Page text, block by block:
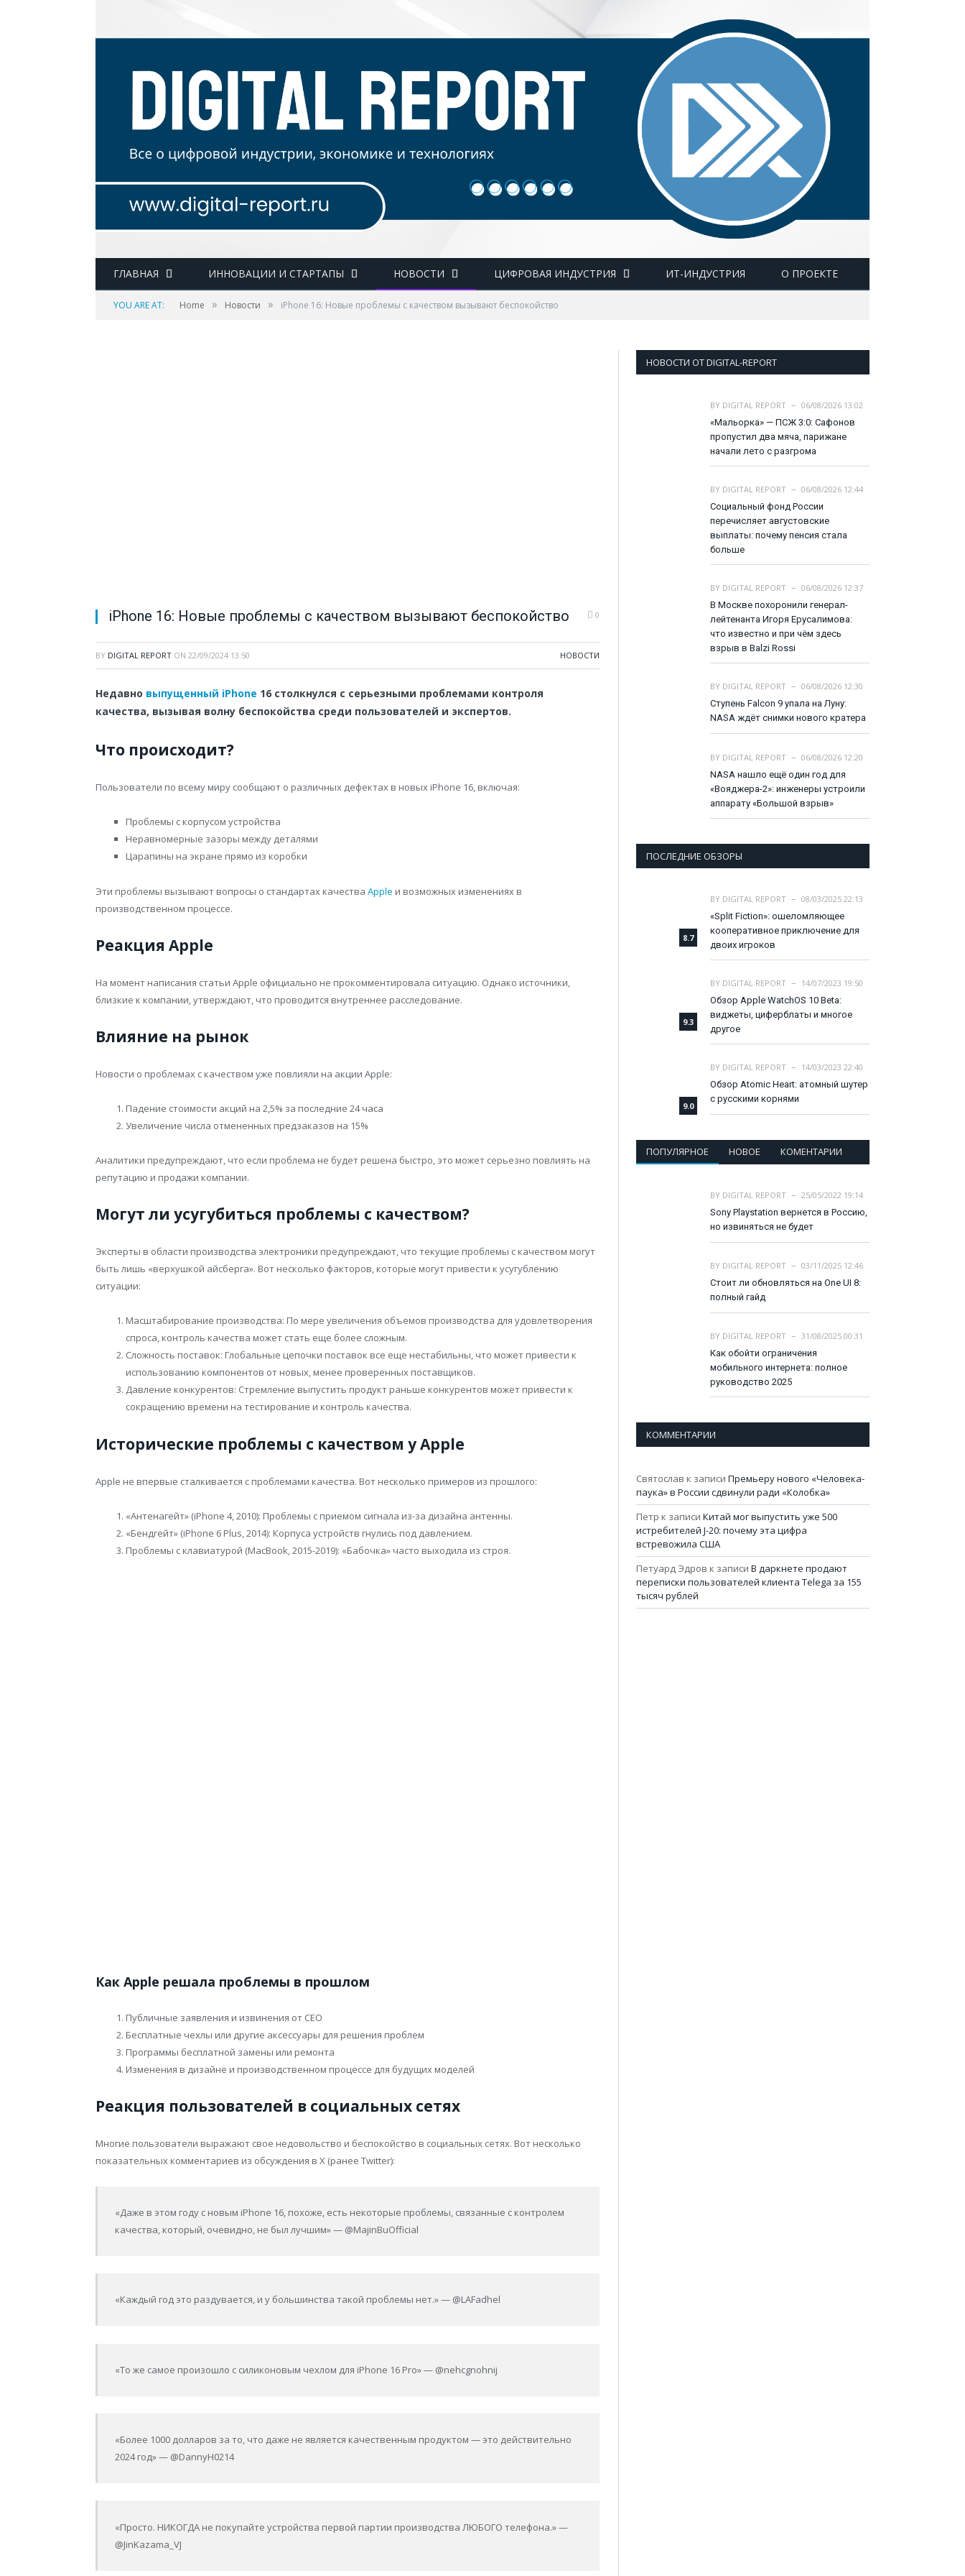
ГЛАВНАЯ ИННОВАЦИИ И СТАРТАПЫ НОВОСТИ ЦИФРОВАЯ ИНДУСТРИЯ ИТ-ИНДУСТРИЯ О ПРОЕКТЕ
YOU ARE AT: Home » Новости » iPhone 16: Новые проблемы с качеством вызывают беспокойство
iPhone 16: Новые проблемы с качеством вызывают беспокойство 0
BY DIGITAL REPORT ON 22/09/2024 13:50 НОВОСТИ
Недавно выпущенный iPhone 16 столкнулся с серьезными проблемами контроля
качества, вызывая волну беспокойства среди пользователей и экспертов.
Что происходит?
Пользователи по всему миру сообщают о различных дефектах в новых iPhone 16, включая:
Проблемы с корпусом устройства
Неравномерные зазоры между деталями
Царапины на экране прямо из коробки
Эти проблемы вызывают вопросы о стандартах качества Apple и возможных изменениях в
производственном процессе.
Реакция Apple
На момент написания статьи Apple официально не прокомментировала ситуацию. Однако источники,
близкие к компании, утверждают, что проводится внутреннее расследование.
Влияние на рынок
Новости о проблемах с качеством уже повлияли на акции Apple:
Падение стоимости акций на 2,5% за последние 24 часа
Увеличение числа отмененных предзаказов на 15%
Аналитики предупреждают, что если проблема не будет решена быстро, это может серьезно повлиять на
репутацию и продажи компании.
Могут ли усугубиться проблемы с качеством?
Эксперты в области производства электроники предупреждают, что текущие проблемы с качеством могут
быть лишь «верхушкой айсберга». Вот несколько факторов, которые могут привести к усугублению
ситуации:
Масштабирование производства: По мере увеличения объемов производства для удовлетворения
спроса, контроль качества может стать еще более сложным.
Сложность поставок: Глобальные цепочки поставок все еще нестабильны, что может привести к
использованию компонентов от новых, менее проверенных поставщиков.
Давление конкурентов: Стремление выпустить продукт раньше конкурентов может привести к
сокращению времени на тестирование и контроль качества.
Исторические проблемы с качеством у Apple
Apple не впервые сталкивается с проблемами качества. Вот несколько примеров из прошлого:
«Антенагейт» (iPhone 4, 2010): Проблемы с приемом сигнала из-за дизайна антенны.
«Бендгейт» (iPhone 6 Plus, 2014): Корпуса устройств гнулись под давлением.
Проблемы с клавиатурой (MacBook, 2015-2019): «Бабочка» часто выходила из строя.
Как Apple решала проблемы в прошлом
Публичные заявления и извинения от CEO
Бесплатные чехлы или другие аксессуары для решения проблем
Программы бесплатной замены или ремонта
Изменения в дизайне и производственном процессе для будущих моделей
Реакция пользователей в социальных сетях
Многие пользователи выражают свое недовольство и беспокойство в социальных сетях. Вот несколько
показательных комментариев из обсуждения в X (ранее Twitter):
«Даже в этом году с новым iPhone 16, похоже, есть некоторые проблемы, связанные с контролем
качества, который, очевидно, не был лучшим» — @MajinBuOfficial
«Каждый год это раздувается, и у большинства такой проблемы нет.» — @LAFadhel
«То же самое произошло с силиконовым чехлом для iPhone 16 Pro» — @nehcgnohnij
«Более 1000 долларов за то, что даже не является качественным продуктом — это действительно
2024 год» — @DannyH0214
«Просто. НИКОГДА не покупайте устройства первой партии производства ЛЮБОГО телефона.» —
@JinKazama_VJ
НОВОСТИ ОТ DIGITAL-REPORT
BY DIGITAL REPORT
06/08/2026 13:02
«Мальорка» — ПСЖ 3:0: Сафонов
пропустил два мяча, парижане
начали лето с разгрома
BY DIGITAL REPORT
06/08/2026 12:44
Социальный фонд России
перечисляет августовские
выплаты: почему пенсия стала
больше
BY DIGITAL REPORT
06/08/2026 12:37
В Москве похоронили генерал-
лейтенанта Игоря Ерусалимова:
что известно и при чём здесь
взрыв в Balzi Rossi
BY DIGITAL REPORT
06/08/2026 12:30
Ступень Falcon 9 упала на Луну:
NASA ждёт снимки нового кратера
BY DIGITAL REPORT
06/08/2026 12:20
NASA нашло ещё один год для
«Вояджера-2»: инженеры устроили
аппарату «Большой взрыв»
ПОСЛЕДНИЕ ОБЗОРЫ
8.7
BY DIGITAL REPORT
08/03/2025 22:13
«Split Fiction»: ошеломляющее
кооперативное приключение для
двоих игроков
9.3
BY DIGITAL REPORT
14/07/2023 19:50
Обзор Apple WatchOS 10 Beta:
виджеты, циферблаты и многое
другое
9.0
BY DIGITAL REPORT
14/03/2023 22:40
Обзор Atomic Heart: атомный шутер
с русскими корнями
ПОПУЛЯРНОЕ НОВОЕ КОМЕНТАРИИ
BY DIGITAL REPORT
25/05/2022 19:14
Sony Playstation вернется в Россию,
но извиняться не будет
BY DIGITAL REPORT
03/11/2025 12:46
Стоит ли обновляться на One UI 8:
полный гайд
BY DIGITAL REPORT
31/08/2025 00:31
Как обойти ограничения
мобильного интернета: полное
руководство 2025
КОММЕНТАРИИ
Святослав к записи Премьеру нового «Человека-
паука» в России сдвинули ради «Колобка»
Петр к записи Китай мог выпустить уже 500
истребителей J-20: почему эта цифра
встревожила США
Петуард Эдров к записи В даркнете продают
переписки пользователей клиента Telega за 155
тысяч рублей